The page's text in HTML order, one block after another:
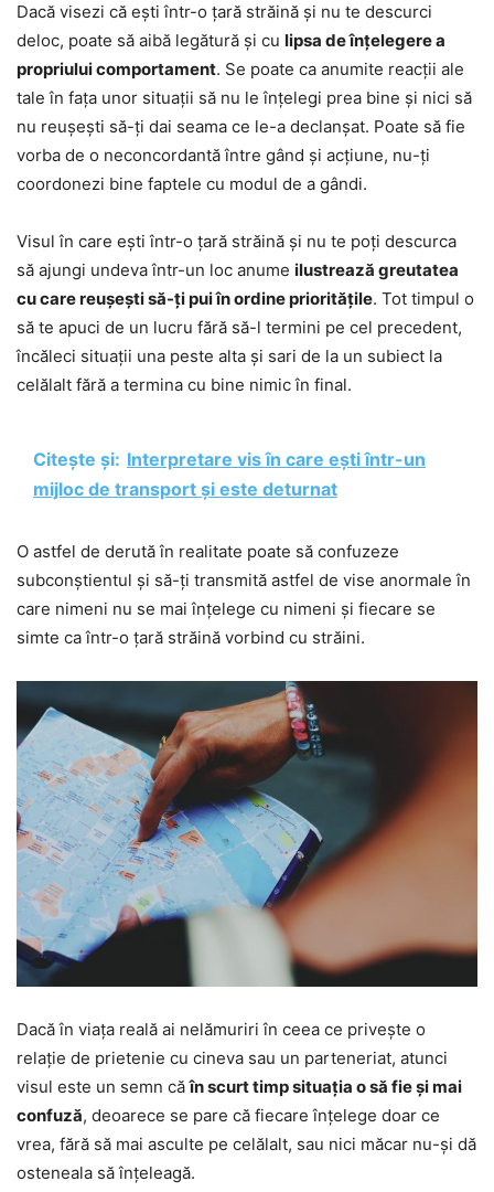
Dacă visezi că ești într-o țară străină și nu te descurci
deloc, poate să aibă legătură și cu lipsa de înțelegere a
propriului comportament. Se poate ca anumite reacții ale
tale în fața unor situații să nu le înțelegi prea bine și nici să
nu reușești să-ți dai seama ce le-a declanșat. Poate să fie
vorba de o neconcordantă între gând și acțiune, nu-ți
coordonezi bine faptele cu modul de a gândi.
Visul în care ești într-o țară străină și nu te poți descurca
să ajungi undeva într-un loc anume ilustrează greutatea
cu care reușești să-ți pui în ordine prioritățile. Tot timpul o
să te apuci de un lucru fără să-l termini pe cel precedent,
încăleci situații una peste alta și sari de la un subiect la
celălalt fără a termina cu bine nimic în final.
Citește și: Interpretare vis în care ești într-un
mijloc de transport și este deturnat
O astfel de derută în realitate poate să confuzeze
subconștientul și să-ți transmită astfel de vise anormale în
care nimeni nu se mai înțelege cu nimeni și fiecare se
simte ca într-o țară străină vorbind cu străini.
Dacă în viața reală ai nelămuriri în ceea ce privește o
relație de prietenie cu cineva sau un parteneriat, atunci
visul este un semn căîn scurt timp situația o să fie și mai
confuză, deoarece se pare că fiecare înțelege doar ce
vrea, fără să mai asculte pe celălalt, sau nici măcar nu-și dă
osteneala să înțeleagă.